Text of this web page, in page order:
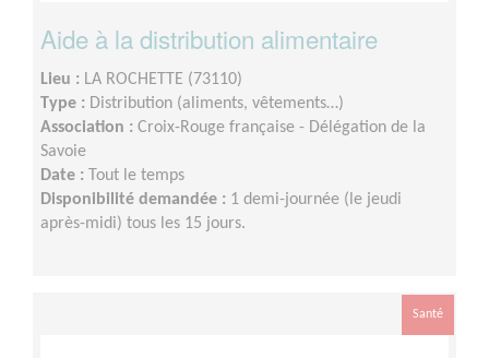
Aide à la distribution alimentaire
Lieu : LA ROCHETTE (73110)
Type : Distribution (aliments, vêtements…)
Association : Croix-Rouge française - Délégation de la
Savoie
Date : Tout le temps
Disponibilité demandée : 1 demi-journée (le jeudi
après-midi) tous les 15 jours.
Santé